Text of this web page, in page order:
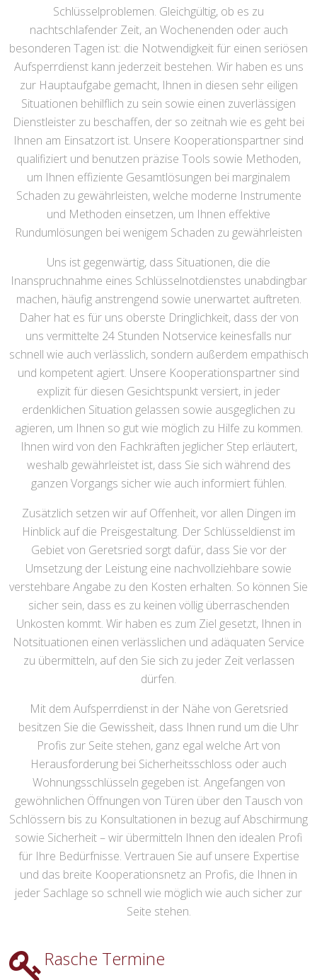
Schlüsselproblemen. Gleichgültig, ob es zu
nachtschlafender Zeit, an Wochenenden oder auch
besonderen Tagen ist: die Notwendigkeit für einen seriösen
Aufsperrdienst kann jederzeit bestehen. Wir haben es uns
zur Hauptaufgabe gemacht, Ihnen in diesen sehr eiligen
Situationen behilflich zu sein sowie einen zuverlässigen
Dienstleister zu beschaffen, der so zeitnah wie es geht bei
Ihnen am Einsatzort ist. Unsere Kooperationspartner sind
qualifiziert und benutzen präzise Tools sowie Methoden,
um Ihnen effiziente Gesamtlösungen bei marginalem
Schaden zu gewährleisten, welche moderne Instrumente
und Methoden einsetzen, um Ihnen effektive
Rundumlösungen bei wenigem Schaden zu gewährleisten
Uns ist gegenwärtig, dass Situationen, die die
Inanspruchnahme eines Schlüsselnotdienstes unabdingbar
machen, häufig anstrengend sowie unerwartet auftreten.
Daher hat es für uns oberste Dringlichkeit, dass der von
uns vermittelte 24 Stunden Notservice keinesfalls nur
schnell wie auch verlässlich, sondern außerdem empathisch
und kompetent agiert. Unsere Kooperationspartner sind
explizit für diesen Gesichtspunkt versiert, in jeder
erdenklichen Situation gelassen sowie ausgeglichen zu
agieren, um Ihnen so gut wie möglich zu Hilfe zu kommen.
Ihnen wird von den Fachkräften jeglicher Step erläutert,
weshalb gewährleistet ist, dass Sie sich während des
ganzen Vorgangs sicher wie auch informiert fühlen.
Zusätzlich setzen wir auf Offenheit, vor allen Dingen im
Hinblick auf die Preisgestaltung. Der Schlüsseldienst im
Gebiet von Geretsried sorgt dafür, dass Sie vor der
Umsetzung der Leistung eine nachvollziehbare sowie
verstehbare Angabe zu den Kosten erhalten. So können Sie
sicher sein, dass es zu keinen völlig überraschenden
Unkosten kommt. Wir haben es zum Ziel gesetzt, Ihnen in
Notsituationen einen verlässlichen und adäquaten Service
zu übermitteln, auf den Sie sich zu jeder Zeit verlassen
dürfen.
Mit dem Aufsperrdienst in der Nähe von Geretsried
besitzen Sie die Gewissheit, dass Ihnen rund um die Uhr
Profis zur Seite stehen, ganz egal welche Art von
Herausforderung bei Sicherheitsschloss oder auch
Wohnungsschlüsseln gegeben ist. Angefangen von
gewöhnlichen Öffnungen von Türen über den Tausch von
Schlössern bis zu Konsultationen in bezug auf Abschirmung
sowie Sicherheit – wir übermitteln Ihnen den idealen Profi
für Ihre Bedürfnisse. Vertrauen Sie auf unsere Expertise
und das breite Kooperationsnetz an Profis, die Ihnen in
jeder Sachlage so schnell wie möglich wie auch sicher zur
Seite stehen.
Rasche Termine